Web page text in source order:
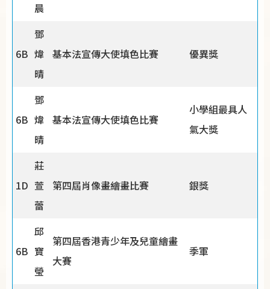
晨
6B
鄧
煒
晴
基本法宣傳大使填色比賽 優異獎
6B
鄧
煒
晴
基本法宣傳大使填色比賽
小學組最具人
氣大獎
1D
莊
萱
蕾
第四屆肖像畫繪畫比賽 銀獎
6B
邱
寶
瑩
第四屆香港青少年及兒童繪畫
大賽
季軍